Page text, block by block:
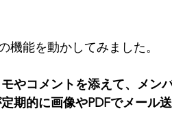
機能を動かしてみました。
やコメントを添えて、メン
期的に画像やPDFでメール送